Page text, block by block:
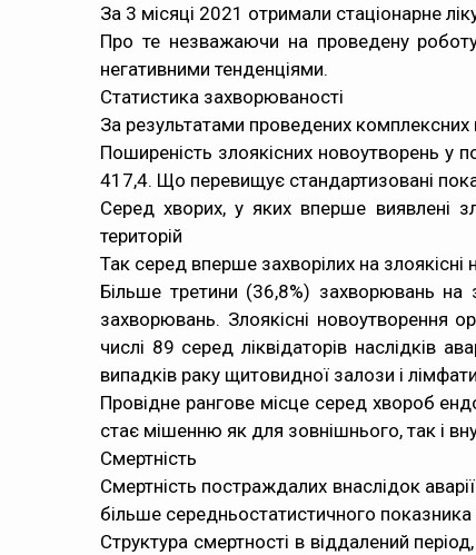
За 3 місяці 2021 отримали стаціонарне
Про те незважаючи на проведену
негативними тенденціями.
Статистика захворюваності
За результатами проведених
Поширеність злоякісних новоутворень у
417,4. Що перевищує стандартизовані
Серед хворих, у яких вперше виявлені
територій
Так серед вперше захворілих на злоякісні
Більше третини (36,8%) захворювань на
захворювань. Злоякісні новоутворення
числі 89 серед ліквідаторів наслідків
випадків раку щитовидної залози і
Провідне рангове місце серед хвороб
стає мішенню як для зовнішнього, так і
Смертність
Смертність постраждалих внаслідок
більше середньостатистичного
Структура смертності в віддалений